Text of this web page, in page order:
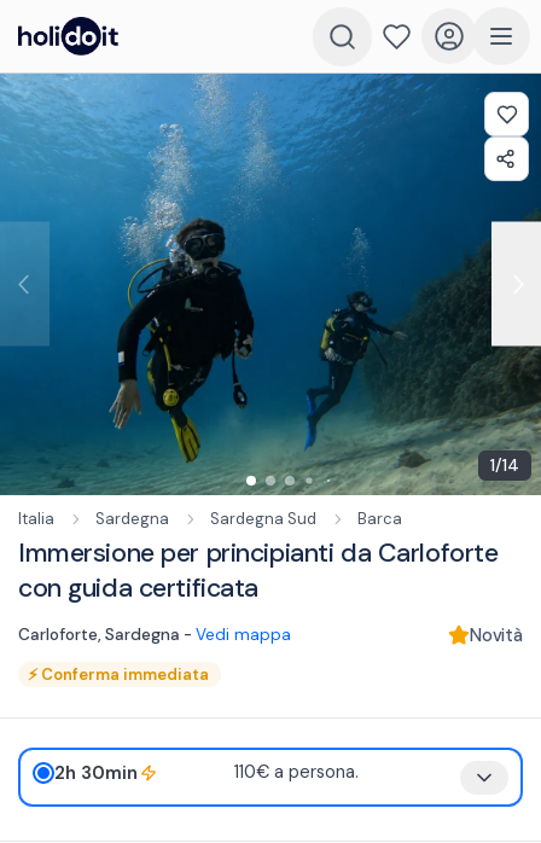
1/14
Italia Sardegna Sardegna Sud Barca
Immersione per principianti da Carloforte
con guida certificata
Carloforte, Sardegna - Vedi mappa Novità
⚡Conferma immediata
2h 30min 110€ a persona.